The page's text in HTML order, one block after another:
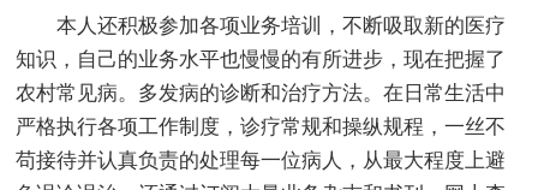
本人还积极参加各项业务培训，不断吸取新的医疗
知识，自己的业务水平也慢慢的有所进步，现在把握了
农村常见病。多发病的诊断和治疗方法。在日常生活中
严格执行各项工作制度，诊疗常规和操纵规程，一丝不
苟接待并认真负责的处理每一位病人，从最大程度上避